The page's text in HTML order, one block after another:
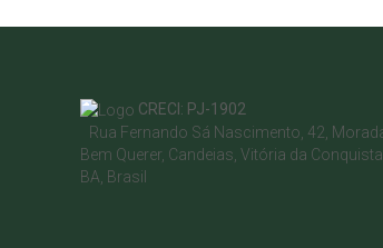
CRECI: PJ-1902
Rua Fernando Sá Nascimento 42
Bem Querer Candeias Vitória da Conquista
BA Brasil